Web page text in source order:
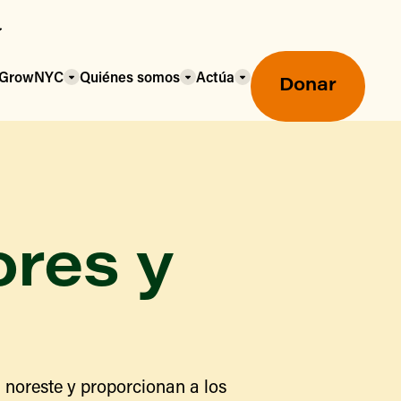
Uso de SNAP y beneficios
Quiénes somos Actúa Donar
y
y proporcionan a los